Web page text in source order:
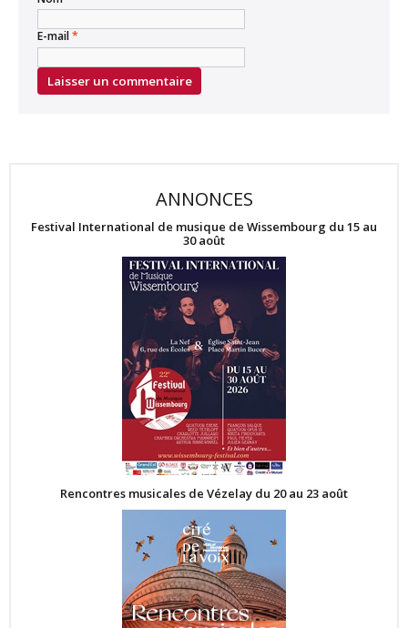
E-mail*
ANNONCES
Festival International de musique de Wissembourg du 15 au
30 août
Rencontres musicales de Vézelay du 20 au 23 août